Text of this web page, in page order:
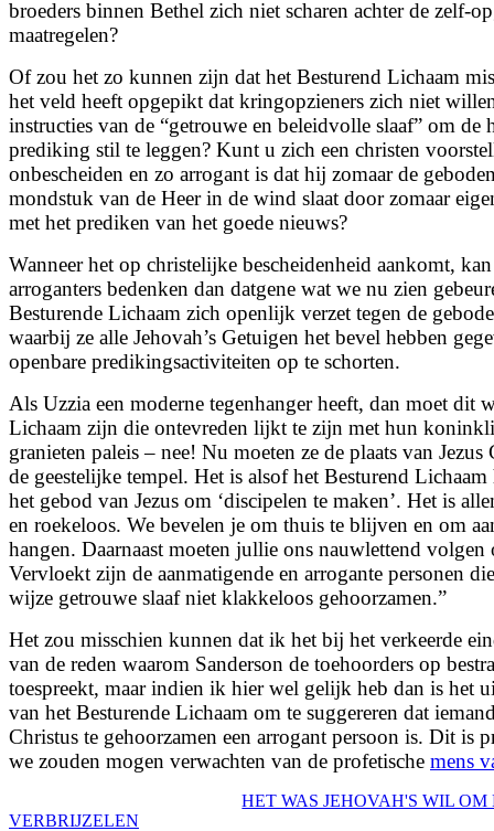
broeders binnen Bethel zich niet scharen achter de zelf-
maatregelen?
Of zou het zo kunnen zijn dat het Besturend Lichaam
het veld heeft opgepikt dat kringopzieners zich niet
instructies van de “getrouwe en beleidvolle slaaf” om de
prediking stil te leggen? Kunt u zich een christen
onbescheiden en zo arrogant is dat hij zomaar de
mondstuk van de Heer in de wind slaat door zomaar
met het prediken van het goede nieuws?
Wanneer het op christelijke bescheidenheid aankomt,
arroganters bedenken dan datgene wat we nu zien
Besturende Lichaam zich openlijk verzet tegen de
waarbij ze alle Jehovah’s Getuigen het bevel hebben
openbare predikingsactiviteiten op te schorten.
Als Uzzia een moderne tegenhanger heeft, dan moet dit
Lichaam zijn die ontevreden lijkt te zijn met hun
granieten paleis – nee! Nu moeten ze de plaats van
de geestelijke tempel. Het is alsof het Besturend Lichaam
het gebod van Jezus om ‘discipelen te maken’. Het is
en roekeloos. We bevelen je om thuis te blijven en om
hangen. Daarnaast moeten jullie ons nauwlettend volgen
Vervloekt zijn de aanmatigende en arrogante personen
wijze getrouwe slaaf niet klakkeloos gehoorzamen.”
Het zou misschien kunnen dat ik het bij het verkeerde
van de reden waarom Sanderson de toehoorders op
toespreekt, maar indien ik hier wel gelijk heb dan is het
van het Besturende Lichaam om te suggereren dat
Christus te gehoorzamen een arrogant persoon is. Dit is
we zouden mogen verwachten van de profetische mens
HET WAS JEHOVAH'S WIL OM
VERBRIJZELEN